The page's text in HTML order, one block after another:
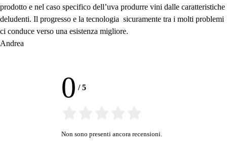
prodotto e nel caso specifico dell’uva produrre vini dalle caratteristiche
deludenti. Il progresso e la tecnologia sicuramente tra i molti problemi
ci conduce verso una esistenza migliore.
Andrea
0 /5
Non sono presenti ancora recensioni.